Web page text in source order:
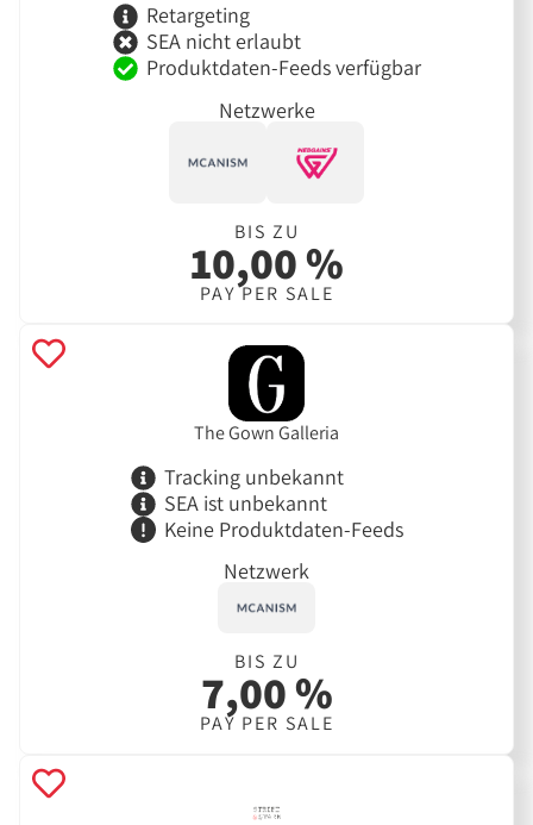
Retargeting
SEA nicht erlaubt
Produktdaten-Feeds verfügbar
Netzwerke
BIS ZU
10,00 %
PAY PER SALE
The Gown Galleria
Tracking unbekannt
SEA ist unbekannt
Keine Produktdaten-Feeds
Netzwerk
BIS ZU
7,00 %
PAY PER SALE